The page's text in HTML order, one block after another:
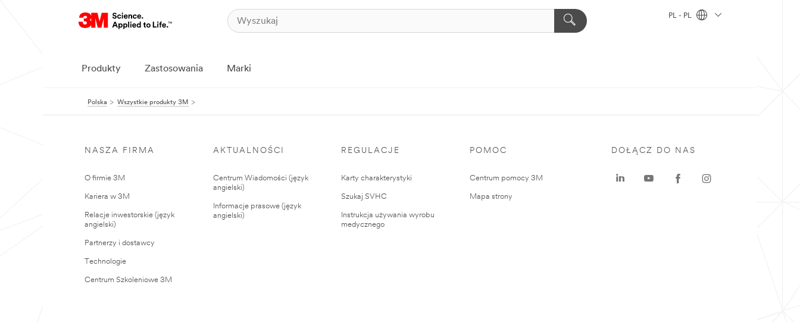
PL - PL
Produkty Zastosowania Marki
Polska Wszystkie produkty 3M
NASZA FIRMA
O firmie 3M
Kariera w 3M
Relacje inwestorskie (język
angielski)
Partnerzy i dostawcy
Technologie
Centrum Szkoleniowe 3M
AKTUALNOŚCI
Centrum Wiadomości (język
angielski)
Informacje prasowe (język
angielski)
REGULACJE
Karty charakterystyki
Szukaj SVHC
Instrukcja używania wyrobu
medycznego
POMOC
Centrum pomocy 3M
Mapa strony
DOŁĄCZ DO NAS